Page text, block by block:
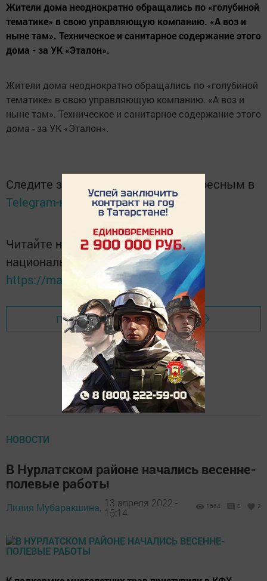
Жители дома неоднократно обращались по «голубиной
тематике» в свою управляющую компанию. «А воз и
ныне там». Техническое и санитарное содержание этого
дома - за УК «Эталон».
Жители дома неоднократно обращались по «голубиной
тематике» в свою управляющую компанию. «А воз и
ныне там». Техническое и санитарное содержание этого
дома - за УК «Эталон».
Следите за самым важным и интересным в
Telegram-каналеТатмедиа
Читайте новости Татарстана в
национальном мессенджере MАХ:
https://max.ru/tatmedia
Перейти на страницу новости
НОВОСТИ
В Нурлатском районе начались весенне-
полевые работы
Лилия Мубаракшина, 13 апреля 2022 -
15:14
1664 0 2